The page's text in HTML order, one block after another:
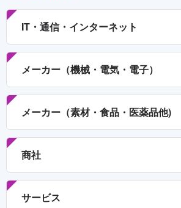
IT・通信・インターネット
メーカー（機械・電気・電子）
メーカー（素材・食品・医薬品他)
商社
サービス